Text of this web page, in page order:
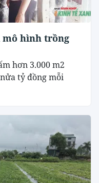
mô hình trồng
hơn 3.000 m2
tỷ đồng mỗi